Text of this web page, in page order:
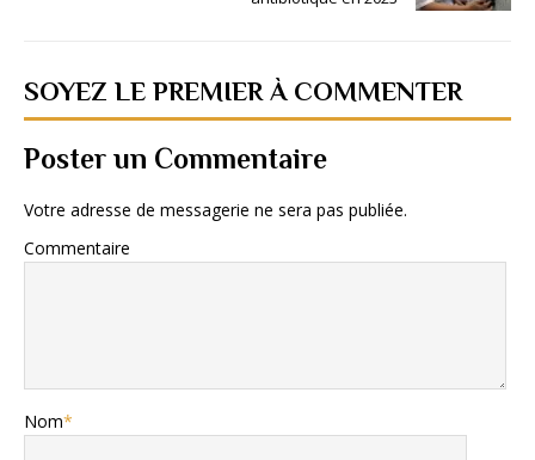
SOYEZ LE PREMIER À COMMENTER
Poster un Commentaire
Votre adresse de messagerie ne sera pas publiée.
Commentaire
Nom*